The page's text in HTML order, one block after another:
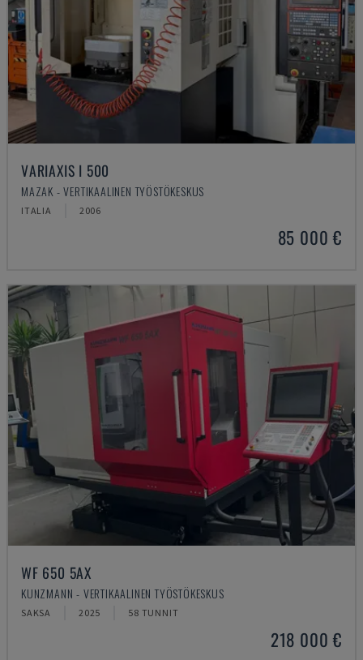
VARIAXIS I 500
MAZAK - VERTIKAALINEN TYÖSTÖKESKUS
ITALIA 2006
85 000 €
WF 650 5AX
KUNZMANN - VERTIKAALINEN TYÖSTÖKESKUS
SAKSA 2025 58 TUNNIT
218 000 €